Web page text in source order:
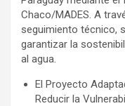
Chaco/MADES. A
seguimiento técnico,
garantizar la
al agua.
El Proyecto
Reducir la